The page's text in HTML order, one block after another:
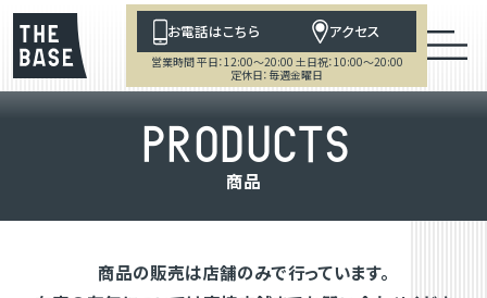
お電話はこちら アクセス
営業時間 平日：12:00～20:00 土日祝：10:00～20:00
定休日：毎週金曜日
PRODUCTS
商品
商品の販売は店舗のみで行っています。